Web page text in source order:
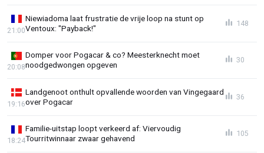
Niewiadoma laat frustratie de vrije loop na stunt op
Ventoux: "Payback!"
21:00
148
Domper voor Pogacar & co? Meesterknecht moet
noodgedwongen opgeven
20:08
30
Landgenoot onthult opvallende woorden van Vingegaard
over Pogacar
19:16
36
Familie-uitstap loopt verkeerd af: Viervoudig
Tourritwinnaar zwaar gehavend
18:24
105